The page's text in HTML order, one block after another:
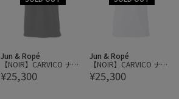
Jun & Ropé
【NOIR】CARVICO ナイ
ロントリコットジャージ
ーベーシックポロシャ
¥25,300
Jun & Ropé
【NOIR】CARVICO ナイ
ロントリコットジャージ
ーベーシックポロシャ
¥25,300